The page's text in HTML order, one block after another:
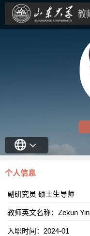
个人信息
副研究员 硕士生导师
教师英文名称：Zekun Yin
入职时间：2024-01